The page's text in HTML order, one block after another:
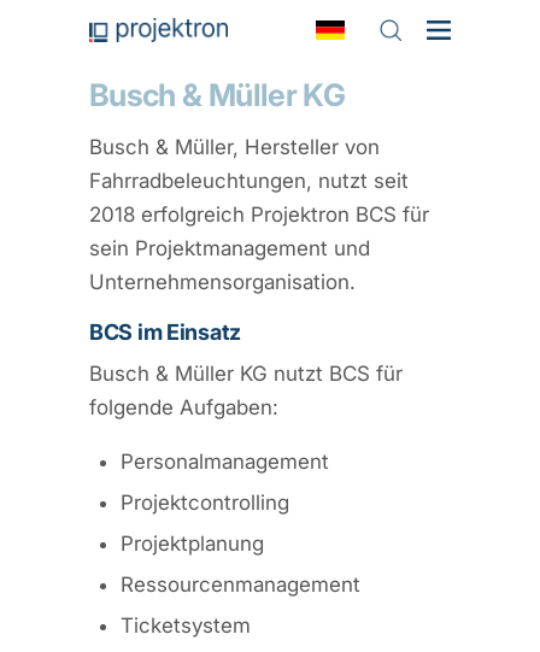
Busch & Müller KG
Busch & Müller, Hersteller von
Fahrradbeleuchtungen, nutzt seit
2018 erfolgreich Projektron BCS für
sein Projektmanagement und
Unternehmensorganisation.
BCS im Einsatz
Busch & Müller KG nutzt BCS für
folgende Aufgaben:
Personalmanagement
Projektcontrolling
Projektplanung
Ressourcenmanagement
Ticketsystem